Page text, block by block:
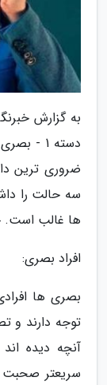
به گزارش
ضروری ترین
سه حالت را
ها غالب است.
افراد بصری:
بصری ها
توجه دارند و
آنچه دیده
سریعتر صحبت